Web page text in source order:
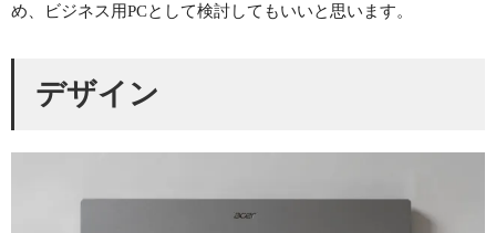
め、ビジネス用PCとして検討してもいいと思います。
デザイン